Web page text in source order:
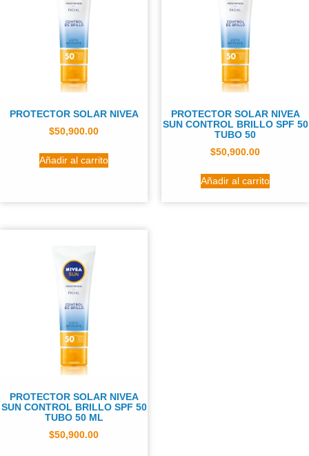
PROTECTOR SOLAR NIVEA
$50,900.00
Añadir al carrito
PROTECTOR SOLAR NIVEA
SUN CONTROL BRILLO SPF 50
TUBO 50
$50,900.00
Añadir al carrito
PROTECTOR SOLAR NIVEA
SUN CONTROL BRILLO SPF 50
TUBO 50 ML
$50,900.00